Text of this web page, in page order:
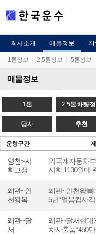
회사소개 매물정보 지
1톤정보 2.5톤정보 5톤정보
매물정보
1톤 2.5톤차량
당사 추천
운행구간
영천~시
화고정
외국계자동차
시화 1130월대
왜관~인
천왕복
왜관~인천왕복
5년*얼음컵사
왜관~달
서
왜관~달서현대
차사출품*​450